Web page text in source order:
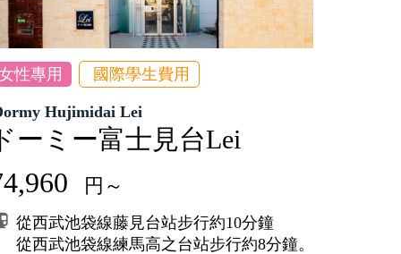
性專用 國際學生費用
Hujimidai Lei
ーミー富士見台Lei
円～
從西武池袋線藤見台站步行約10分鐘
從西武池袋線練馬高之台站步行約8分鐘。